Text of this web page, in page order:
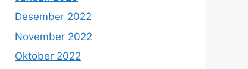
Desember 2022
November 2022
Oktober 2022